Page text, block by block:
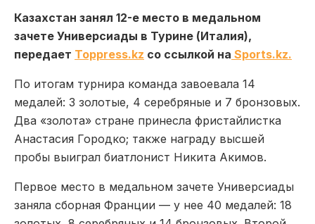
Казахстан занял 12-е место в медальном
зачете Универсиады в Турине (Италия),
передает Toppress.kz со ссылкой на Sports.kz.
По итогам турнира команда завоевала 14
медалей: 3 золотые, 4 серебряные и 7 бронзовых.
Два «золота» стране принесла фристайлистка
Анастасия Городко; также награду высшей
пробы выиграл биатлонист Никита Акимов.
Первое место в медальном зачете Универсиады
заняла сборная Франции — у нее 40 медалей: 18